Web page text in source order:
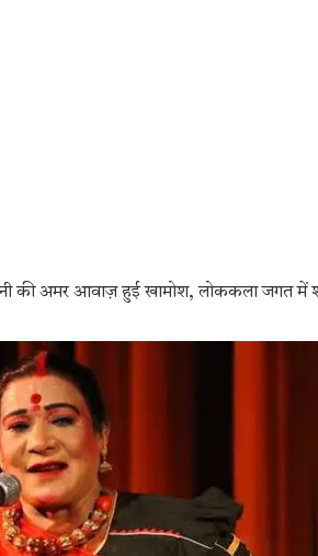
की अमर आवाज़ हुई खामोश, लोककला जगत में